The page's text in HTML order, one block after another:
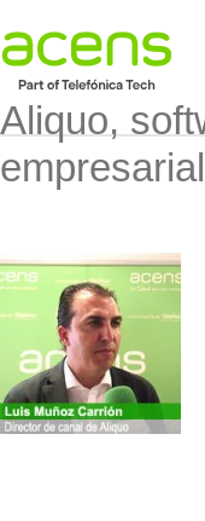
Aliquo,
empresarial